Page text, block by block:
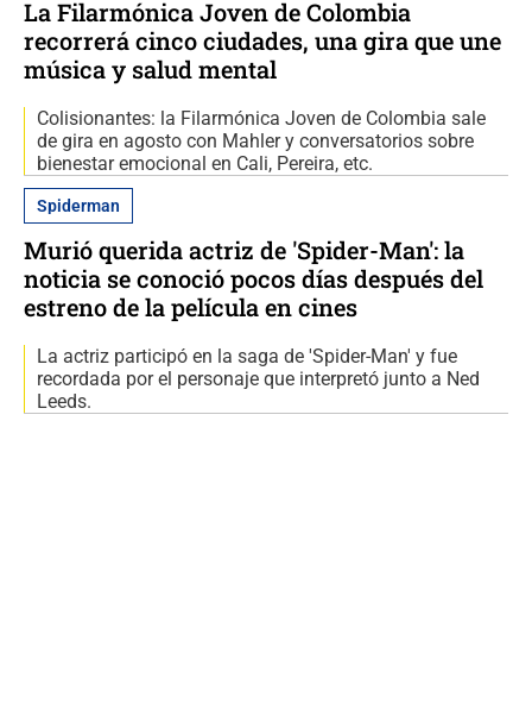
La Filarmónica Joven de Colombia
recorrerá cinco ciudades, una gira que une
música y salud mental
Colisionantes: la Filarmónica Joven de Colombia sale
de gira en agosto con Mahler y conversatorios sobre
bienestar emocional en Cali, Pereira, etc.
Spiderman
Murió querida actriz de 'Spider-Man': la
noticia se conoció pocos días después del
estreno de la película en cines
La actriz participó en la saga de 'Spider-Man' y fue
recordada por el personaje que interpretó junto a Ned
Leeds.